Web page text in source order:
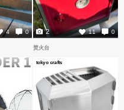
4 0 11 0
2
焚火台
tokyo crafts